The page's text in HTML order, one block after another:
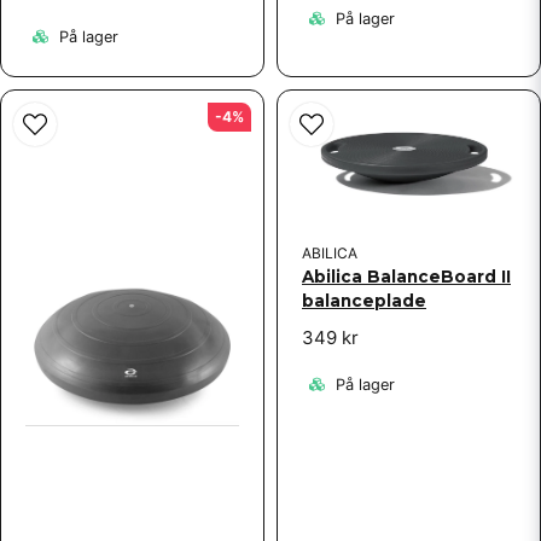
Send spørgsmål
På lager
På lager
-4%
ABILICA
Abilica BalanceBoard II
balanceplade
349 kr
På lager